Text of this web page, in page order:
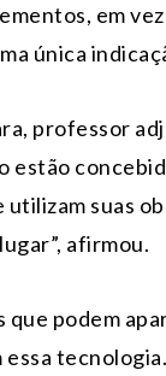
em
única
professor
estão
utilizam suas
afirmou.
podem
essa